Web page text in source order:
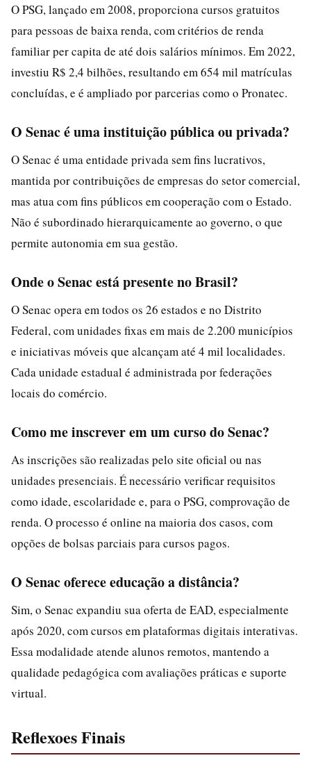
O PSG, lançado em 2008, proporciona cursos gratuitos
para pessoas de baixa renda, com critérios de renda
familiar per capita de até dois salários mínimos. Em 2022,
investiu R$ 2,4 bilhões, resultando em 654 mil matrículas
concluídas, e é ampliado por parcerias como o Pronatec.
O Senac é uma instituição pública ou privada?
O Senac é uma entidade privada sem fins lucrativos,
mantida por contribuições de empresas do setor comercial,
mas atua com fins públicos em cooperação com o Estado.
Não é subordinado hierarquicamente ao governo, o que
permite autonomia em sua gestão.
Onde o Senac está presente no Brasil?
O Senac opera em todos os 26 estados e no Distrito
Federal, com unidades fixas em mais de 2.200 municípios
e iniciativas móveis que alcançam até 4 mil localidades.
Cada unidade estadual é administrada por federações
locais do comércio.
Como me inscrever em um curso do Senac?
As inscrições são realizadas pelo site oficial ou nas
unidades presenciais. É necessário verificar requisitos
como idade, escolaridade e, para o PSG, comprovação de
renda. O processo é online na maioria dos casos, com
opções de bolsas parciais para cursos pagos.
O Senac oferece educação a distância?
Sim, o Senac expandiu sua oferta de EAD, especialmente
após 2020, com cursos em plataformas digitais interativas.
Essa modalidade atende alunos remotos, mantendo a
qualidade pedagógica com avaliações práticas e suporte
virtual.
Reflexoes Finais